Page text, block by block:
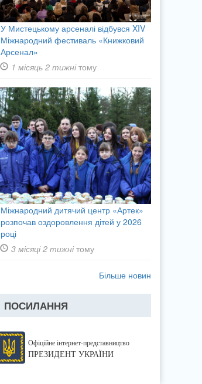
У Мистецькому арсеналі відбувся XIV
Міжнародний фестиваль «Книжковий
Арсенал»
1 місяць 2 тижнітому
Міжнародний дитячий центр «Артек»
розпочав оздоровлення дітей у 2026
році
3 місяці 2 тижнітому
Більше новин
ПОСИЛАННЯ
Офіційне інтернет-представництво
ПРЕЗИДЕНТ УКРАЇНИ